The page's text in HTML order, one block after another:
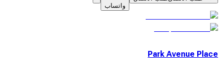
واتساب
Park Avenue Place